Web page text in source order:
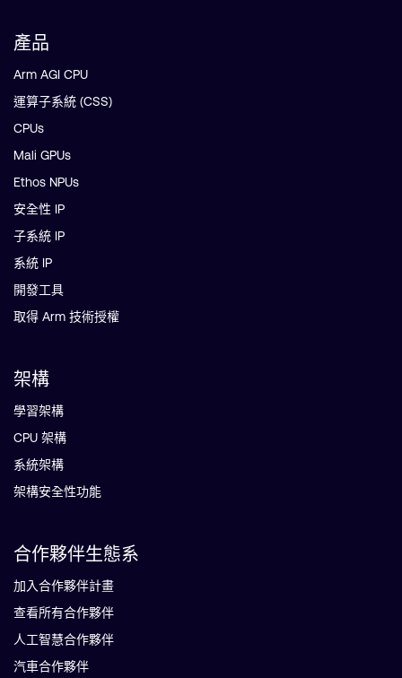
產品
Arm AGI CPU
運算子系統 (CSS)
CPUs
Mali GPUs
Ethos NPUs
安全性 IP
子系統 IP
系統 IP
開發工具
取得 Arm 技術授權
架構
學習架構
CPU 架構
系統架構
架構安全性功能
合作夥伴生態系
加入合作夥伴計畫
查看所有合作夥伴
人工智慧合作夥伴
汽車合作夥伴